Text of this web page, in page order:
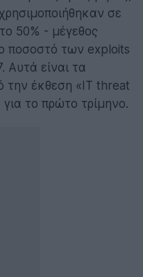
σε
50% - μέγεθος
ποσοστό των exploits
Αυτά είναι τα
την έκθεση «IT threat
για το πρώτο τρίμηνο.